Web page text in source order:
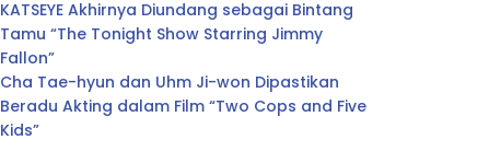
KATSEYE Akhirnya Diundang sebagai Bintang
Tamu “The Tonight Show Starring Jimmy
Fallon”
Cha Tae-hyun dan Uhm Ji-won Dipastikan
Beradu Akting dalam Film “Two Cops and Five
Kids”